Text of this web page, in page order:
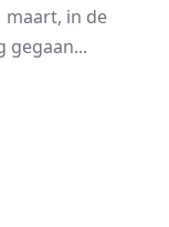
maart, in de
gegaan...